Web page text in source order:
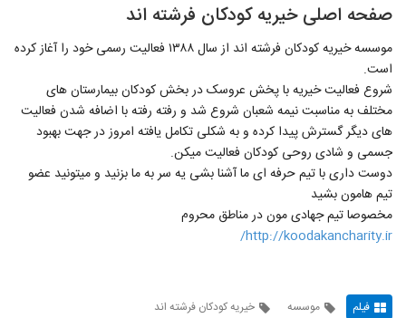
صفحه اصلی خیریه کودکان فرشته اند
موسسه خیریه کودکان فرشته اند از سال ۱۳۸۸ فعالیت رسمی خود را آغاز کرده
است.
شروع فعالیت خیریه با پخش عروسک در بخش کودکان بیمارستان های
مختلف به مناسبت نیمه شعبان شروع شد و رفته رفته با اضافه شدن فعالیت
های دیگر گسترش پیدا کرده و به شکلی تکامل یافته امروز در جهت بهبود
جسمی و شادی روحی کودکان فعالیت میکن.
دوست داری با تیم حرفه ای ما آشنا بشی یه سر به ما بزنید و میتونید عضو
تیم هامون بشید
مخصوصا تیم جهادی مون در مناطق محروم
http://koodakancharity.ir/
فیلم موسسه
خیریه کودکان فرشته اند